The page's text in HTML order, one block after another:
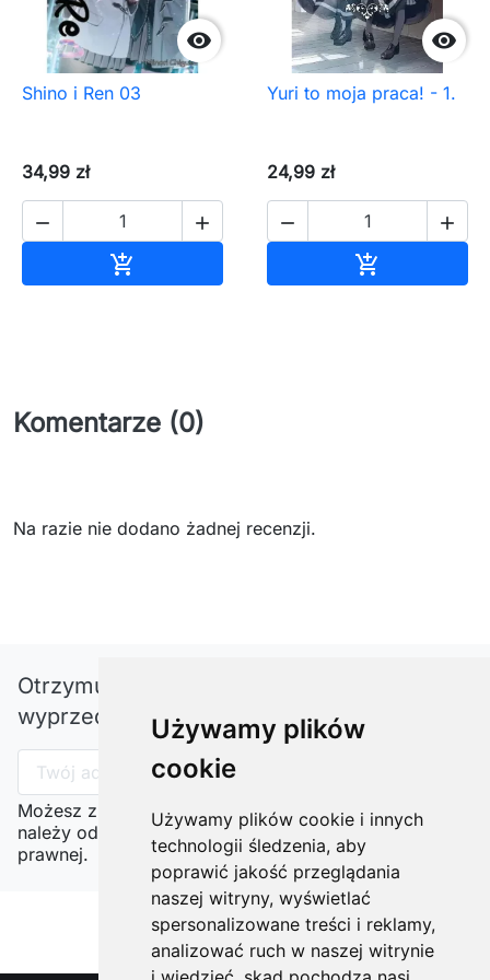
Używamy plików
cookie
Używamy plików cookie i innych
technologii śledzenia, aby
poprawić jakość przeglądania
naszej witryny, wyświetlać
spersonalizowane treści i reklamy,
analizować ruch w naszej witrynie

Shino i Ren 03
34,99 zł
 


Yuri to moja praca! - 1.
24,99 zł
 

Komentarze (0)
Na razie nie dodano żadnej recenzji.
Otrzymuj informację o nowościach i
wyprzedażach
Możesz zrezygnować w każdej chwili. W tym celu
należy odnaleźć szczegóły w naszej informacji
prawnej.